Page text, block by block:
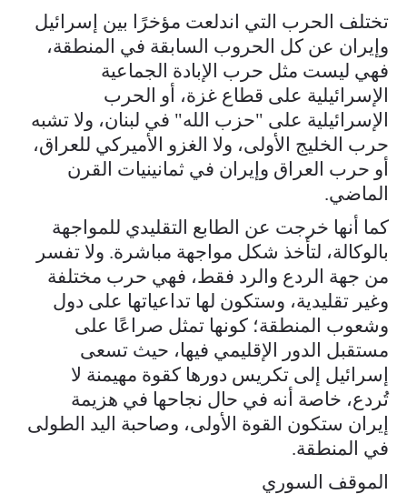
تختلف الحرب التي اندلعت مؤخرًا بين إسرائيل
وإيران عن كل الحروب السابقة في المنطقة،
فهي ليست مثل حرب الإبادة الجماعية
الإسرائيلية على قطاع غزة، أو الحرب
الإسرائيلية على "حزب الله" في لبنان، ولا تشبه
حرب الخليج الأولى، ولا الغزو الأميركي للعراق،
أو حرب العراق وإيران في ثمانينيات القرن
الماضي.
كما أنها خرجت عن الطابع التقليدي للمواجهة
بالوكالة، لتأخذ شكل مواجهة مباشرة. ولا تفسر
من جهة الردع والرد فقط، فهي حرب مختلفة
وغير تقليدية، وستكون لها تداعياتها على دول
وشعوب المنطقة؛ كونها تمثل صراعًا على
مستقبل الدور الإقليمي فيها، حيث تسعى
إسرائيل إلى تكريس دورها كقوة مهيمنة لا
تُردع، خاصة أنه في حال نجاحها في هزيمة
إيران ستكون القوة الأولى، وصاحبة اليد الطولى
في المنطقة.
الموقف السوري